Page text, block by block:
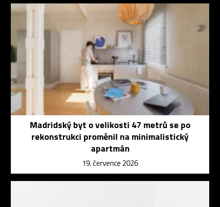
Madridský byt o velikosti 47 metrů se po
rekonstrukci proměnil na minimalistický
apartmán
19. července 2026